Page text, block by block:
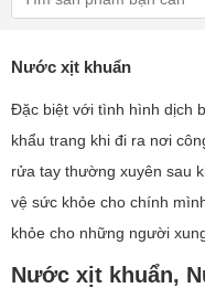
Nước xịt khuẩn
Đặc biệt với tình hình dịch
khẩu trang khi đi ra nơi
rửa tay thường xuyên sau
vệ sức khỏe cho chính
khỏe cho những người
Nước xịt khuẩn,